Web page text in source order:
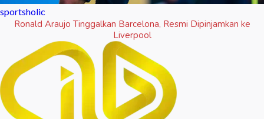
sportsholic
Ronald Araujo Tinggalkan Barcelona, Resmi Dipinjamkan ke
Liverpool